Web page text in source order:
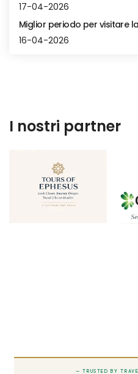
17-04-2026
Miglior periodo per visitare
16-04-2026
I nostri partner